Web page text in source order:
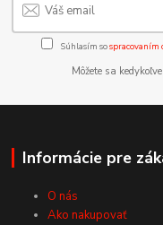
Súhlasím sospracovaním
Môžete sa
Informácie pre
O nás
Ako nakupovať